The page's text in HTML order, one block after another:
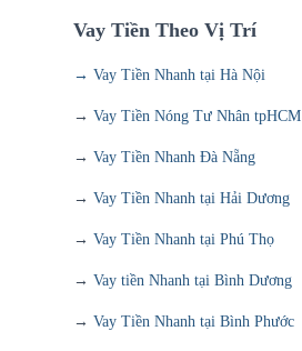
Vay Tiền Theo Vị Trí
→ Vay Tiền Nhanh tại Hà Nội
→ Vay Tiền Nóng Tư Nhân tpHCM
→ Vay Tiền Nhanh Đà Nẵng
→ Vay Tiền Nhanh tại Hải Dương
→ Vay Tiền Nhanh tại Phú Thọ
→ Vay tiền Nhanh tại Bình Dương
→ Vay Tiền Nhanh tại Bình Phước